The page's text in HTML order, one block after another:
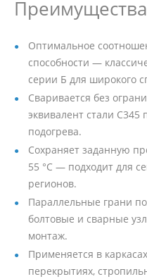
Оптимальное
способности —
серии Б для широкого
Сваривается без
эквивалент стали С345
подогрева.
Сохраняет заданную
55 °C — подходит для
регионов.
Параллельные грани
болтовые и сварные
монтаж.
Применяется в
перекрытиях,